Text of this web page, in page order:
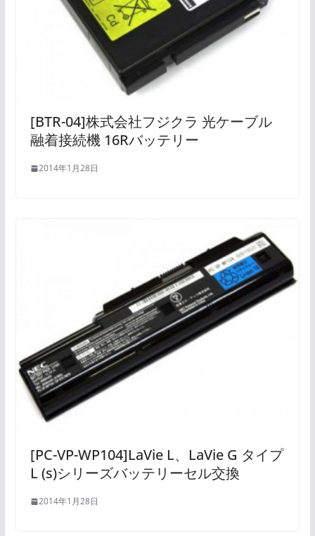
[BTR-04]株式会社フジクラ 光ケーブル
融着接続機 16Rバッテリー
2014年1月28日
[PC-VP-WP104]LaVie L、LaVie G タイプ
L (s)シリーズバッテリーセル交換
2014年1月28日